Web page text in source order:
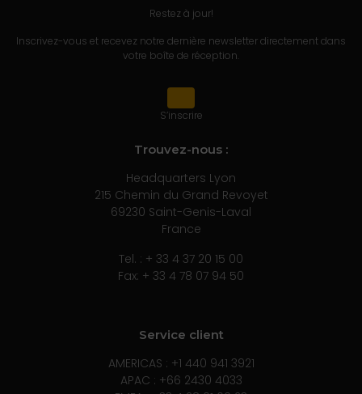
Restez à jour!
Inscrivez-vous et recevez notre dernière newsletter directement dans
votre boîte de réception.
S’inscrire
Trouvez-nous :
Headquarters Lyon
215 Chemin du Grand Revoyet
69230 Saint-Genis-Laval
France
Tel. : + 33 4 37 20 15 00
Fax: + 33 4 78 07 94 50
Service client
AMERICAS : +1 440 941 3921
APAC : +66 2430 4033